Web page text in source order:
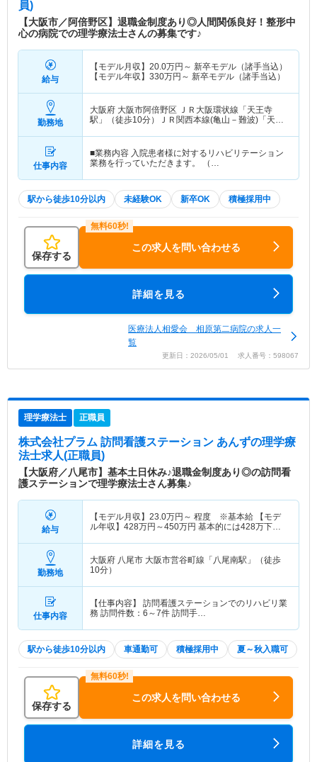
員)
【大阪市／阿倍野区】退職金制度あり◎人間関係良好！整形中
心の病院での理学療法士さんの募集です♪
給与
【モデル月収】 20.0万円～ 新卒モデル（諸手当込）
【モデル年収】 330万円～ 新卒モデル（諸手当込）
勤務地
大阪府 大阪市阿倍野区 ＪＲ大阪環状線「天王寺
駅」（徒歩10分）ＪＲ関西本線(亀山－難波)「天王
仕事内容
■業務内容 入院患者様に対するリハビリテーション
業務を行っていただきます。 （…
駅から徒歩10分以内 未経験OK 新卒OK 積極採用中
保存する
この求人を問い合わせる
詳細を見る
医療法人相愛会 相原第二病院の求人一
覧
更新日：2026/05/01 求人番号：598067
理学療法士 正職員
株式会社プラム 訪問看護ステーション あんずの理学療
法士求人(正職員)
【大阪府／八尾市】基本土日休み♪退職金制度あり◎の訪問看
護ステーションで理学療法士さん募集♪
給与
【モデル月収】 23.0万円～ 程度 ※基本給 【モデ
ル年収】 428万円～450万円 基本的には428万下限
勤務地
大阪府 八尾市 大阪市営谷町線「八尾南駅」（徒歩
10分）
仕事内容
【仕事内容】 訪問看護ステーションでのリハビリ業
務 訪問件数：6～7件 訪問手…
駅から徒歩10分以内 車通勤可 積極採用中 夏～秋入職可
保存する
この求人を問い合わせる
詳細を見る